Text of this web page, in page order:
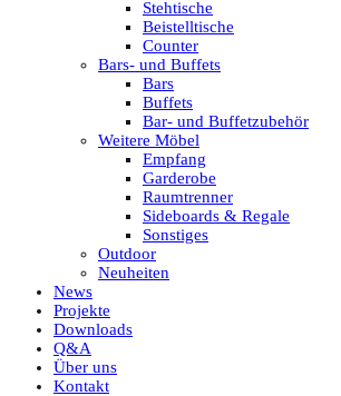
Stehtische
Beistelltische
Counter
Bars- und Buffets
Bars
Buffets
Bar- und Buffetzubehör
Weitere Möbel
Empfang
Garderobe
Raumtrenner
Sideboards & Regale
Sonstiges
Outdoor
Neuheiten
News
Projekte
Downloads
Q&A
Über uns
Kontakt